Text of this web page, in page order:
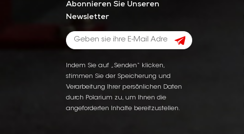
Abonnieren Sie Unseren
Newsletter
Indem Sie auf „Senden“ klicken,
stimmen Sie der Speicherung und
Verarbeitung Ihrer persönlichen Daten
durch Polarium zu, um Ihnen die
angeforderten Inhalte bereitzustellen.